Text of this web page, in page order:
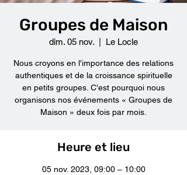
Groupes de Maison
dim. 05 nov. Le Locle
Nous croyons en l'importance des relations
authentiques et de la croissance spirituelle
en petits groupes. C'est pourquoi nous
organisons nos événements « Groupes de
Maison » deux fois par mois.
Heure et lieu
05 nov. 2023, 09:00 – 10:00